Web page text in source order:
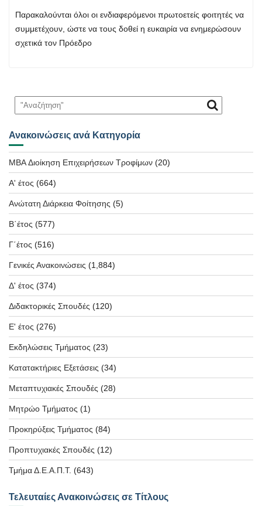
Παρακαλούνται όλοι οι ενδιαφερόμενοι πρωτοετείς φοιτητές να
συμμετέχουν, ώστε να τους δοθεί η ευκαιρία να ενημερώσουν
σχετικά τον Πρόεδρο
Ανακοινώσεις ανά Κατηγορία
MBA Διοίκηση Επιχειρήσεων Τροφίμων (20)
Α' έτος (664)
Ανώτατη Διάρκεια Φοίτησης (5)
Β΄έτος (577)
Γ΄έτος (516)
Γενικές Ανακοινώσεις (1,884)
Δ' έτος (374)
Διδακτορικές Σπουδές (120)
Ε' έτος (276)
Εκδηλώσεις Τμήματος (23)
Κατατακτήριες Εξετάσεις (34)
Μεταπτυχιακές Σπουδές (28)
Μητρώο Τμήματος (1)
Προκηρύξεις Τμήματος (84)
Προπτυχιακές Σπουδές (12)
Τμήμα Δ.Ε.Α.Π.Τ. (643)
Τελευταίες Ανακοινώσεις σε Τίτλους